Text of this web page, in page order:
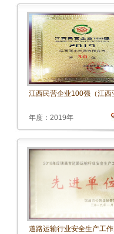
江西民营企业100强（江西
年度：2019年
道路运输行业安全生产工